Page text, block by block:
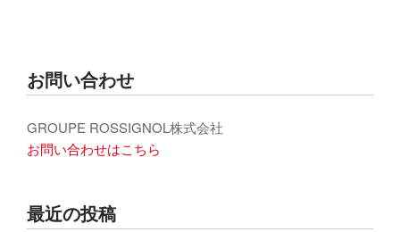
お問い合わせ
GROUPE ROSSIGNOL株式会社
お問い合わせはこちら
最近の投稿